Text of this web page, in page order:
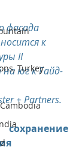
Turkey
фасада
к
II
юг к Гайд-
+ Partners.